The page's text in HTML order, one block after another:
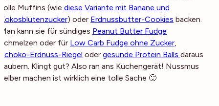
tolle Muffins (wie diese Variante mit Banane und
Kokosblütenzucker) oder Erdnussbutter-Cookies backen.
Man kann sie für sündiges Peanut Butter Fudge
schmelzen oder für Low Carb Fudge ohne Zucker,
Schoko-Erdnuss-Riegel oder gesunde Protein Balls daraus
zaubern. Klingt gut? Also ran ans Küchengerät! Nussmus
selber machen ist wirklich eine tolle Sache 🙂